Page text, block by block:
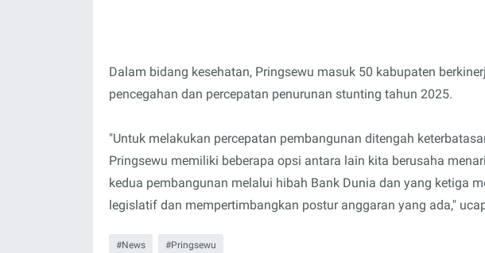
Dalam bidang kesehatan, Pringsewu masuk 50 kabupaten
pencegahan dan percepatan penurunan stunting tahun 2025.
"Untuk melakukan percepatan pembangunan ditengah
Pringsewu memiliki beberapa opsi antara lain kita berusaha
kedua pembangunan melalui hibah Bank Dunia dan yang ketiga
legislatif dan mempertimbangkan postur anggaran yang ada,"
News Pringsewu